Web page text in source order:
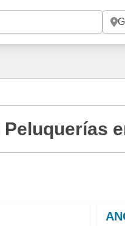
Peluquerías